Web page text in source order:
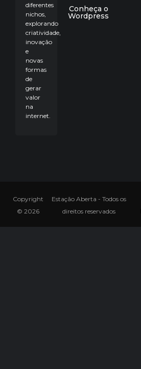
diferentes
nichos,
explorando
criatividade,
inovação
e
novas
formas
de
gerar
valor
na
internet.
Conheça o
Wordpress
Copyright
© 2026
Estação Aberta - Todos os
direitos reservados